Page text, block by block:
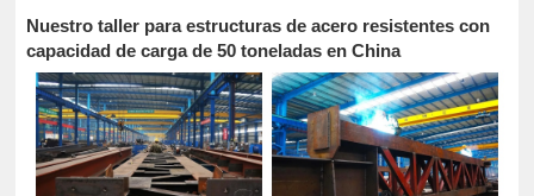
Nuestro taller para estructuras de acero resistentes con
capacidad de carga de 50 toneladas en China